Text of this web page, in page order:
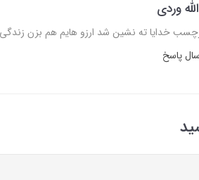
وردی
خدایا ته نشین شد ارزو هایم هم بزن زندگی
پاسخ